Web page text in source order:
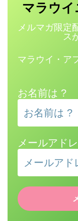
マラウイ
メルマガ限定
ス
マラウイ・ア
お名前は ?
メールアド